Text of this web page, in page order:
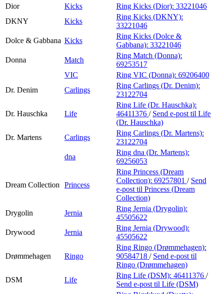
Dior
Kicks Ring Kicks (Dior): 33221046
DKNY
Kicks
Ring Kicks (DKNY):
33221046
Dolce & Gabbana Kicks
Ring Kicks (Dolce &
Gabbana): 33221046
Donna
Match
Ring Match (Donna):
69253517
VIC
Ring VIC (Donna): 69206400
Dr. Denim
Carlings
Ring Carlings (Dr. Denim):
23122704
Dr. Hauschka Life
Ring Life (Dr. Hauschka):
46411376 / Send e-post til Life
(Dr. Hauschka)
Dr. Martens
Carlings
Ring Carlings (Dr. Martens):
23122704
dna
Ring dna (Dr. Martens):
69256053
Dream Collection Princess
Ring Princess (Dream
Collection): 69257801 / Send
e-post til Princess (Dream
Collection)
Drygolin
Jernia
Ring Jernia (Drygolin):
45505622
Drywood
Jernia
Ring Jernia (Drywood):
45505622
Drømmehagen Ringo
Ring Ringo (Drømmehagen):
90584718 / Send e-post til
Ringo (Drømmehagen)
DSM
Life
Ring Life (DSM): 46411376 /
Send e-post til Life (DSM)